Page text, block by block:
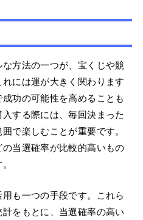
方法の一つが、宝くじや競
には運が大きく関わります
功の可能性を高めることも
する際には、毎回決まった
で楽しむことが重要です。
当選確率が比較的高いもの
も一つの手段です。これら
をもとに、当選確率の高い